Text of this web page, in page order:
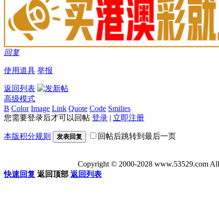
回复
使用道具 举报
返回列表
高级模式
B Color Image Link Quote Code Smilies
您需要登录后才可以回帖 登录 | 立即注册
本版积分规则 发表回复 回帖后跳转到最后一页
Copyright © 2000-2028 www.53529.com
快速回复 返回顶部 返回列表